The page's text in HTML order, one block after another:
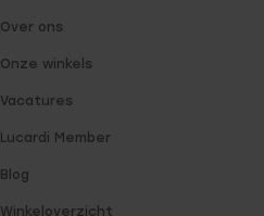
Over ons
Onze winkels
Vacatures
Lucardi Member
Blog
Winkeloverzicht